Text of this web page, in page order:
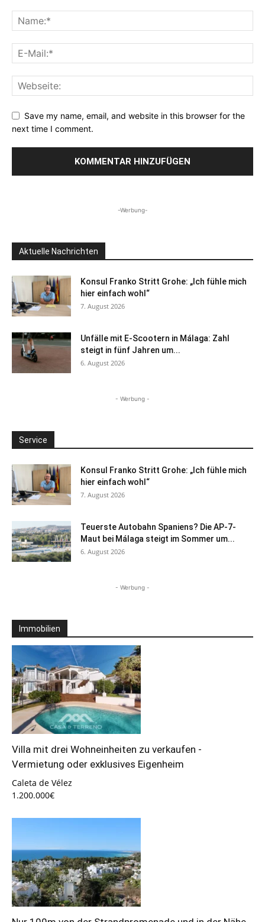
Save my name, email, and website in this browser for the
next time I comment.
-Werbung-
Aktuelle Nachrichten
Konsul Franko Stritt Grohe: „Ich fühle mich
hier einfach wohl“
7. August 2026
Unfälle mit E-Scootern in Málaga: Zahl
steigt in fünf Jahren um...
6. August 2026
- Werbung -
Service
Konsul Franko Stritt Grohe: „Ich fühle mich
hier einfach wohl“
7. August 2026
Teuerste Autobahn Spaniens? Die AP-7-
Maut bei Málaga steigt im Sommer um...
6. August 2026
- Werbung -
Immobilien
Villa mit drei Wohneinheiten zu verkaufen -
Vermietung oder exklusives Eigenheim
Caleta de Vélez
1.200.000€